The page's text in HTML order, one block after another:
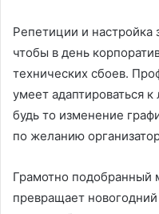
Репетиции и настройка
чтобы в день
технических сбоев.
умеет адаптироваться
будь то изменение
по желанию
Грамотно подобранный
превращает